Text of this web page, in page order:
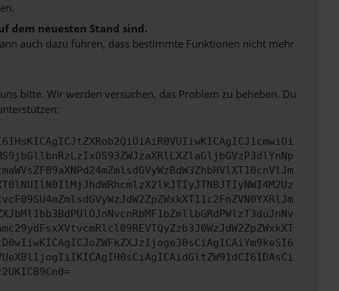
dem neuesten Stand sind.
auch dazu führen, dass bestimmte Funktionen nicht mehr
bitte. Wir werden versuchen, das Problem zu beheben. Du